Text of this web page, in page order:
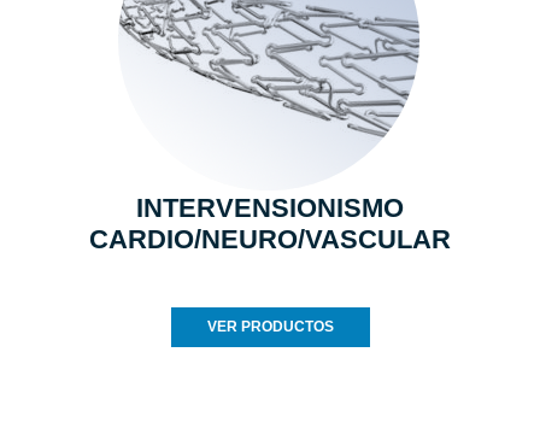
INTERVENSIONISMO
CARDIO/NEURO/VASCULAR
VER PRODUCTOS